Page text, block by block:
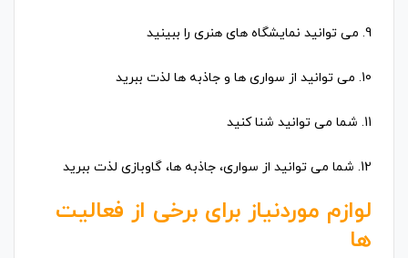
9. می توانید نمایشگاه های هنری را ببینید
10. می توانید از سواری ها و جاذبه ها لذت ببرید
11. شما می توانید شنا کنید
12. شما می توانید از سواری، جاذبه ها، گاوبازی لذت ببرید
لوازم موردنیاز برای برخی از فعالیت
ها